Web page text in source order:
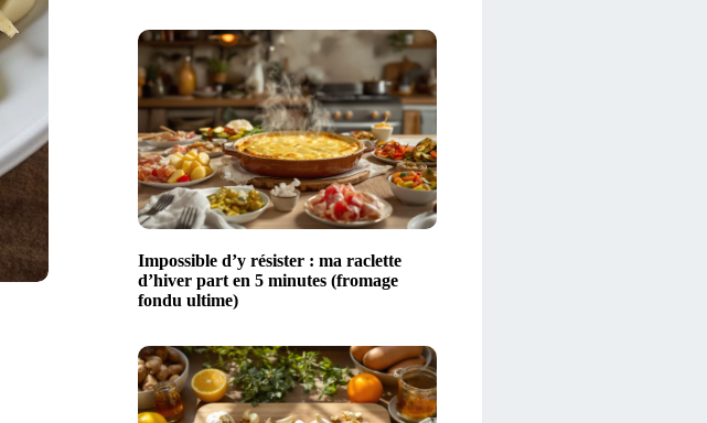
Impossible d’y résister : ma raclette
d’hiver part en 5 minutes (fromage
fondu ultime)